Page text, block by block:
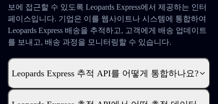
보에 접근할 수 있도록 Leopards Express에서 제공하는 인터
페이스입니다. 기업은 이를 웹사이트나 시스템에 통합하여
Leopards Express 배송을 추적하고, 고객에게 배송 업데이트
를 보내고, 배송 과정을 모니터링할 수 있습니다.
Leopards Express 추적 API를 어떻게 통합하나요?